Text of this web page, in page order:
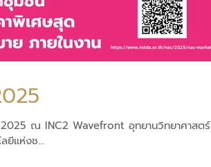
ณ INC2 Wavefront อุทยานวิทยาศาสตร์
ยีแห่งช...